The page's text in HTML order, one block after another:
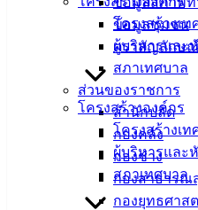
โครงสร้างเท
ผู้บริหารและ
สภาเทศบาล
ส่วนของราชการ
สำนักปลัด
กองคลัง
กองช่าง
กองสาธารณ
กองยุทธศาส
ข้อมูลชุมชน
ตราสัญลักษ
โครงสร้างองค์กร
โครงสร้างเท
ผู้บริหารและ
สภาเทศบาล
กิจกรรมอ่างศิลา
นายสุทธิ กลมกล่อม รองนายก
ด้วย นางสาวตติมาลย์ บัวหอม
เจ้าหน้าที่กองการศึกษา เทศบ
ผู้บริหาร สมาชิกสภา อบต. แล
ตำบลกาหลง อำเภอเมืองสมุท
โดยนายวิชัย ถีระปราโมทย์ น
กาหลง ในโอกาสเดินทางมาศึ
ท่องเที่ยวชุมชนเชิงวัฒนธรร